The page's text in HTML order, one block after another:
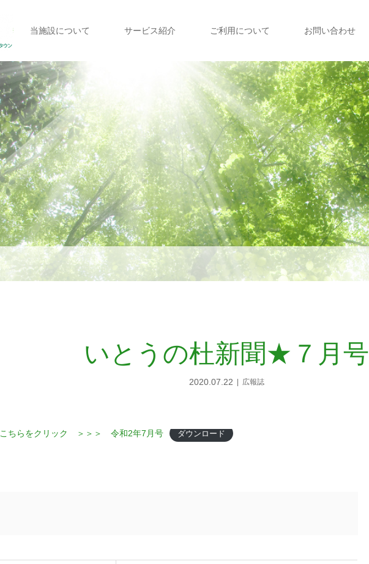
当施設について サービス紹介 ご利用について お問い合わせ
いとうの杜新聞★７月号
2020.07.22 広報誌
こちらをクリック ＞＞＞ 令和2年7月号 ダウンロード